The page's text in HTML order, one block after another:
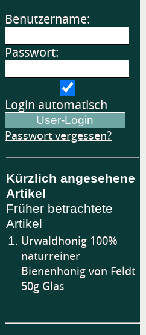
Benutzername:
Passwort:
Login automatisch
Passwort vergessen?
Kürzlich angesehene
Artikel
Früher betrachtete
Artikel
1. Urwaldhonig 100%
naturreiner
Bienenhonig von Feldt
50g Glas